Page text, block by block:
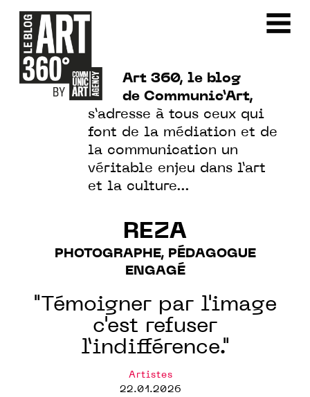
Art 360, le blog
de Communic’Art,
s’adresse à tous ceux qui
font de la médiation et de
la communication un
véritable enjeu dans l’art
et la culture…
REZA
PHOTOGRAPHE, PÉDAGOGUE
ENGAGÉ
"Témoigner par l'image
c'est refuser
l’indifférence."
Artistes
22.01.2026